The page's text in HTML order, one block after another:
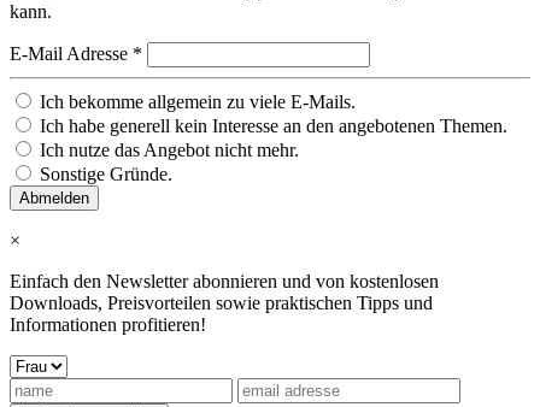
kann.
E-Mail Adresse *
Ich bekomme allgemein zu viele E-Mails.
Ich habe generell kein Interesse an den angebotenen Themen.
Ich nutze das Angebot nicht mehr.
Sonstige Gründe.
×
Einfach den Newsletter abonnieren und von kostenlosen
Downloads, Preisvorteilen sowie praktischen Tipps und
Informationen profitieren!